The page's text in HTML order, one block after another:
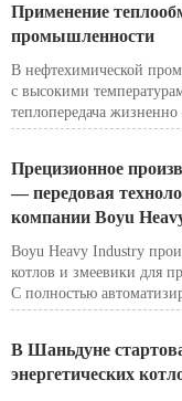
специализируется на
промышленных башен,
глобальных клиентов в
нефтехимическом
Применение
промышленности
В нефтехимической
с высокими
теплопередача жизненно
производительности и
регулирование
Они передают тепло
рекуперируя
экономичную работу
Прецизионное
— передовая
компании Boyu
Boyu Heavy Industry
котлов и змеевики для
С полностью
роботизированной
надежности и точности
В Шаньдуне
энергетических